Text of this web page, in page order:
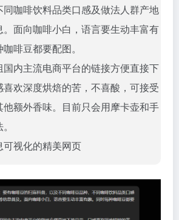
同咖啡饮料品类口感及做法人群产地
。面向咖啡小白，语言要生动丰富有
啡豆都要配图。
国内主流电商平台的链接方便直接下
欢深度烘焙的苦，不喜酸，可接受
他额外香味。目前只会用摩卡壶和手
可视化的精美网页